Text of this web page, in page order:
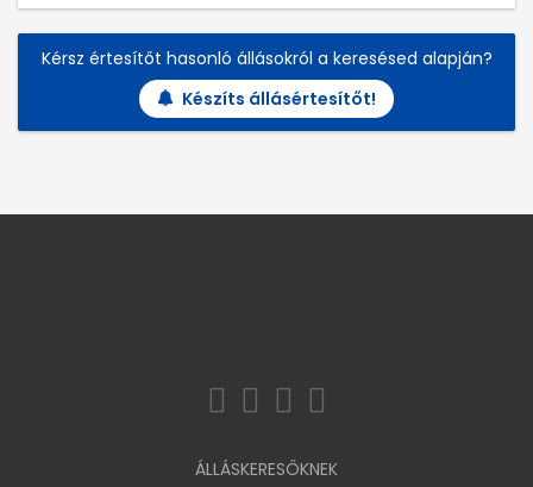
Kérsz értesítőt hasonló állásokról a keresésed alapján?
Készíts állásértesítőt!
ÁLLÁSKERESŐKNEK